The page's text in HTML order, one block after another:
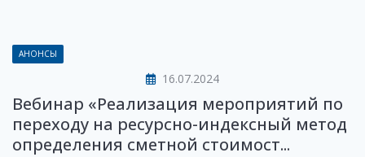
АНОНСЫ
16.07.2024
Вебинар «Реализация мероприятий по
переходу на ресурсно-индексный метод
определения сметной стоимост...